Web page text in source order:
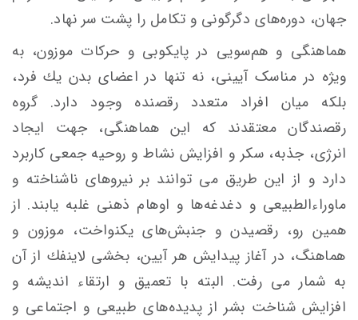
جهان، دوره‌های دگرگونی‌ و تكامل‌ را پشت ‌سر نهاد.
هماهنگی‌ و هم‌سويی در پايكوبی و حركات موزون، به
ویژه در مناسک آيينی، نه تنها در اعضای بدن يك فرد،
بلكه میان افراد متعدد رقصنده وجود دارد. گروه
رقصندگان معتقدند که اين هماهنگی‌، جهت ايجاد
انرژی، جذبه، سكر و افزایش نشاط و روحيه‌ جمعی کاربرد
دارد و از این طریق می توانند بر نيروهای ناشناخته‌ و
ماوراءالطبيعی و دغدغه‌ها و اوهام ذهنی غلبه يابند. از
همين رو، رقصيدن و جنبش‌های يكنواخت، موزون و
هماهنگ، در آغاز پيدايش هر‌ آيين، بخشی لاينفك از آن
به شمار می رفت. البته با تعميق و ارتقاء انديشه و
افزایش شناخت بشر از پديده‌های طبيعی و اجتماعی و